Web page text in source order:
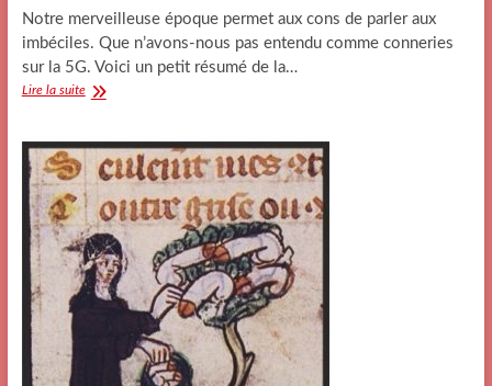
Notre merveilleuse époque permet aux cons de parler aux
imbéciles. Que n’avons-nous pas entendu comme conneries
sur la 5G. Voici un petit résumé de la…
Lire la suiteLa
quoi
parlons-
nous?